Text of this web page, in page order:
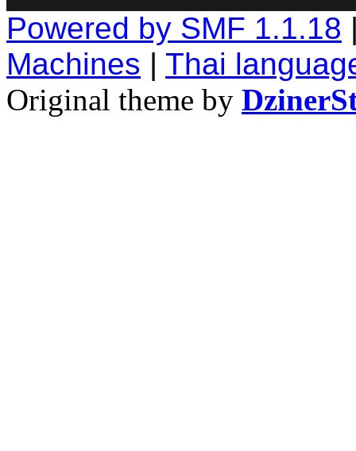
Powered by SMF 1.1.18
Machines | Thai
Original theme by